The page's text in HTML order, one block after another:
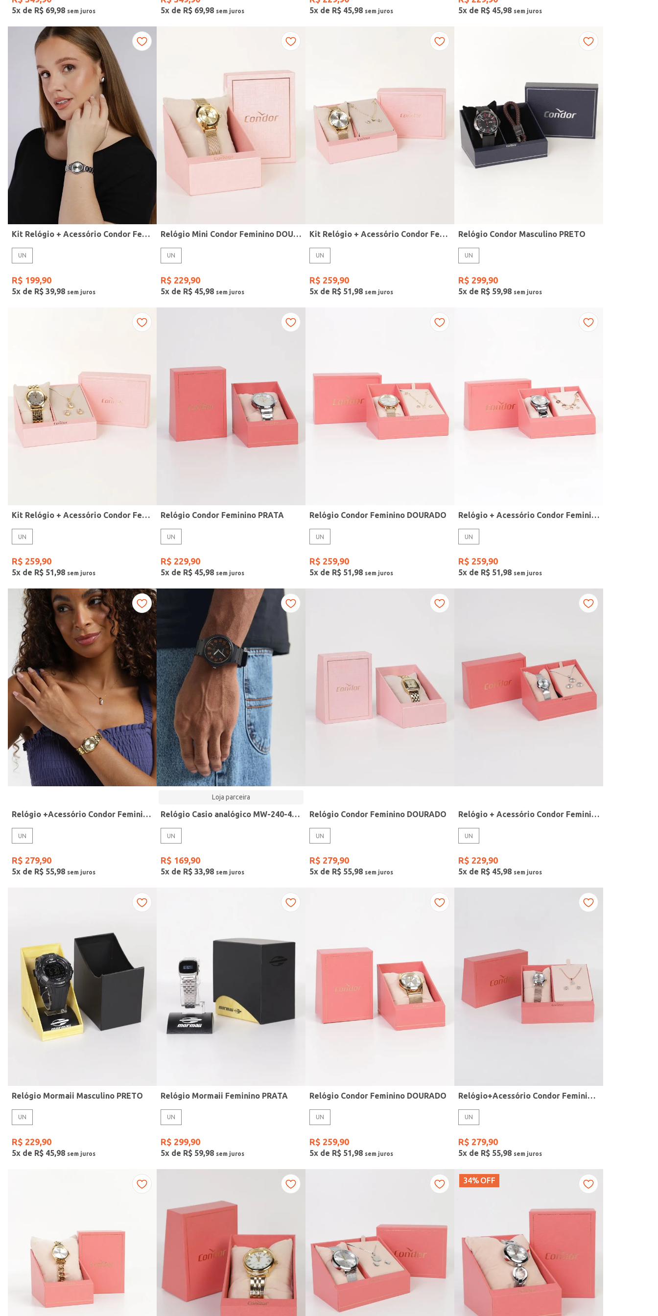
Fitness
Modelo
Modelo de Pulseira
Faixas de preço
– R$ 390,00
5x de R$ 69,98 5x de R$ 69,98 5x de R$ 45,98 5x de R$ 45,98
Kit Relógio + Acessório Condor Feminino PRATA
UN
R$ 199,90
5x de R$ 39,98
Relógio Mini Condor Feminino DOURADO
UN
R$ 229,90
5x de R$ 45,98
Kit Relógio + Acessório Condor Feminino DOURADO
UN
R$ 259,90
5x de R$ 51,98
Relógio Condor Masculino PRETO
UN
R$ 299,90
5x de R$ 59,98
Kit Relógio + Acessório Condor Feminino DOURADO
UN
R$ 259,90
5x de R$ 51,98
Relógio Condor Feminino PRATA
UN
R$ 229,90
5x de R$ 45,98
Relógio Condor Feminino DOURADO
UN
R$ 259,90
5x de R$ 51,98
Relógio + Acessório Condor Feminino PRATA
UN
R$ 259,90
5x de R$ 51,98
Relógio +Acessório Condor Feminino DOURADO
UN
R$ 279,90
5x de R$ 55,98
Loja parceira
Relógio Casio analógico MW-240-4BVDF-SC
UN
R$ 169,90
5x de R$ 33,98
Relógio Condor Feminino DOURADO
UN
R$ 279,90
5x de R$ 55,98
Relógio + Acessório Condor Feminino PRATA
UN
R$ 229,90
5x de R$ 45,98
Relógio Mormaii Masculino PRETO
UN
R$ 229,90
5x de R$ 45,98
Relógio Mormaii Feminino PRATA
UN
R$ 299,90
5x de R$ 59,98
Relógio Condor Feminino DOURADO
UN
R$ 259,90
5x de R$ 51,98
Relógio+Acessório Condor Feminino ROSE
UN
R$ 279,90
5x de R$ 55,98
34% OFF